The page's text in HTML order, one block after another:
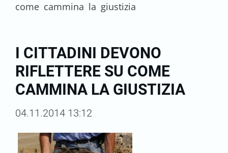
come cammina la giustizia
I CITTADINI DEVONO
RIFLETTERE SU COME
CAMMINA LA GIUSTIZIA
04.11.2014 13:12